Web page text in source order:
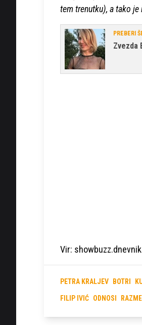
tem trenutku), a tako
PREBERI
Zvezda
Vir:
PETRA KRALJEV BOTRI
FILIP IVIĆ ODNOSI